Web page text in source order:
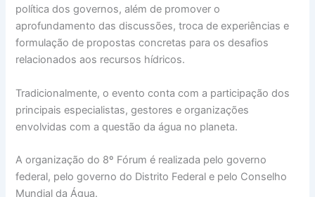
política dos governos, além de promover o
aprofundamento das discussões, troca de experiências e
formulação de propostas concretas para os desafios
relacionados aos recursos hídricos.
Tradicionalmente, o evento conta com a participação dos
principais especialistas, gestores e organizações
envolvidas com a questão da água no planeta.
A organização do 8º Fórum é realizada pelo governo
federal, pelo governo do Distrito Federal e pelo Conselho
Mundial da Água.